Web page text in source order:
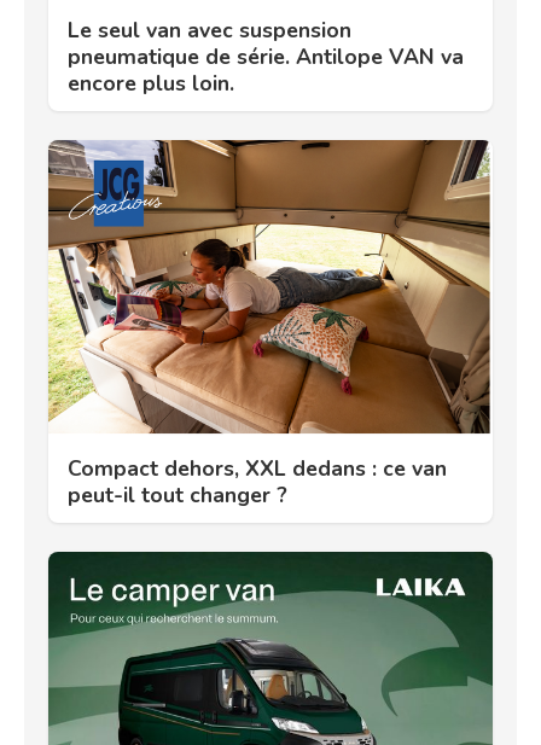
Le seul van avec suspension
pneumatique de série. Antilope VAN va
encore plus loin.
Compact dehors, XXL dedans : ce van
peut-il tout changer ?